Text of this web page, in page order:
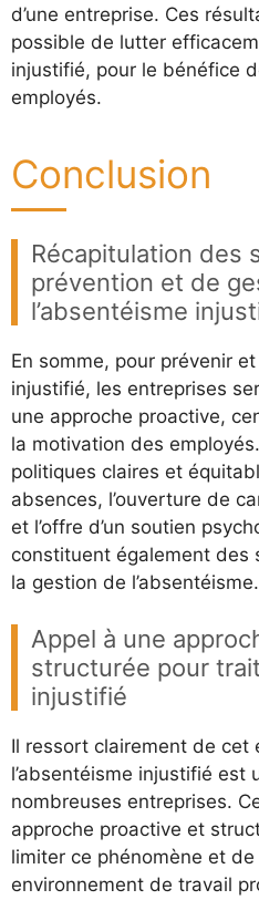
d’une entreprise. Ces
possible de lutter
injustifié, pour le bénéfice
employés.
Conclusion
Récapitulation des
prévention et de
l’absentéisme
En somme, pour prévenir
injustifié, les entreprises
une approche proactive,
la motivation des
politiques claires et
absences, l’ouverture de
et l’offre d’un soutien
constituent également des
la gestion de l’absentéisme.
Appel à une
structurée pour
injustifié
Il ressort clairement de cet
l’absentéisme injustifié est
nombreuses entreprises.
approche proactive et
limiter ce phénomène et
environnement de travail